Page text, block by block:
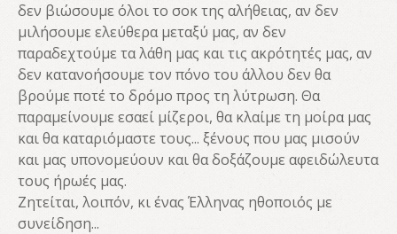
δεν βιώσουμε όλοι το σοκ της αλήθειας, αν δεν
μιλήσουμε ελεύθερα μεταξύ μας, αν δεν
παραδεχτούμε τα λάθη μας και τις ακρότητές μας, αν
δεν κατανοήσουμε τον πόνο του άλλου δεν θα
βρούμε ποτέ το δρόμο προς τη λύτρωση. Θα
παραμείνουμε εσαεί μίζεροι, θα κλαίμε τη μοίρα μας
και θα καταριόμαστε τους... ξένους που μας μισούν
και μας υπονομεύουν και θα δοξάζουμε αφειδώλευτα
τους ήρωές μας.
Ζητείται, λοιπόν, κι ένας Έλληνας ηθοποιός με
συνείδηση...